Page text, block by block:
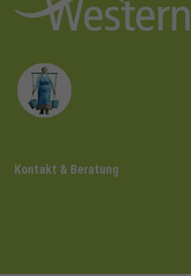
Kontakt & Beratung